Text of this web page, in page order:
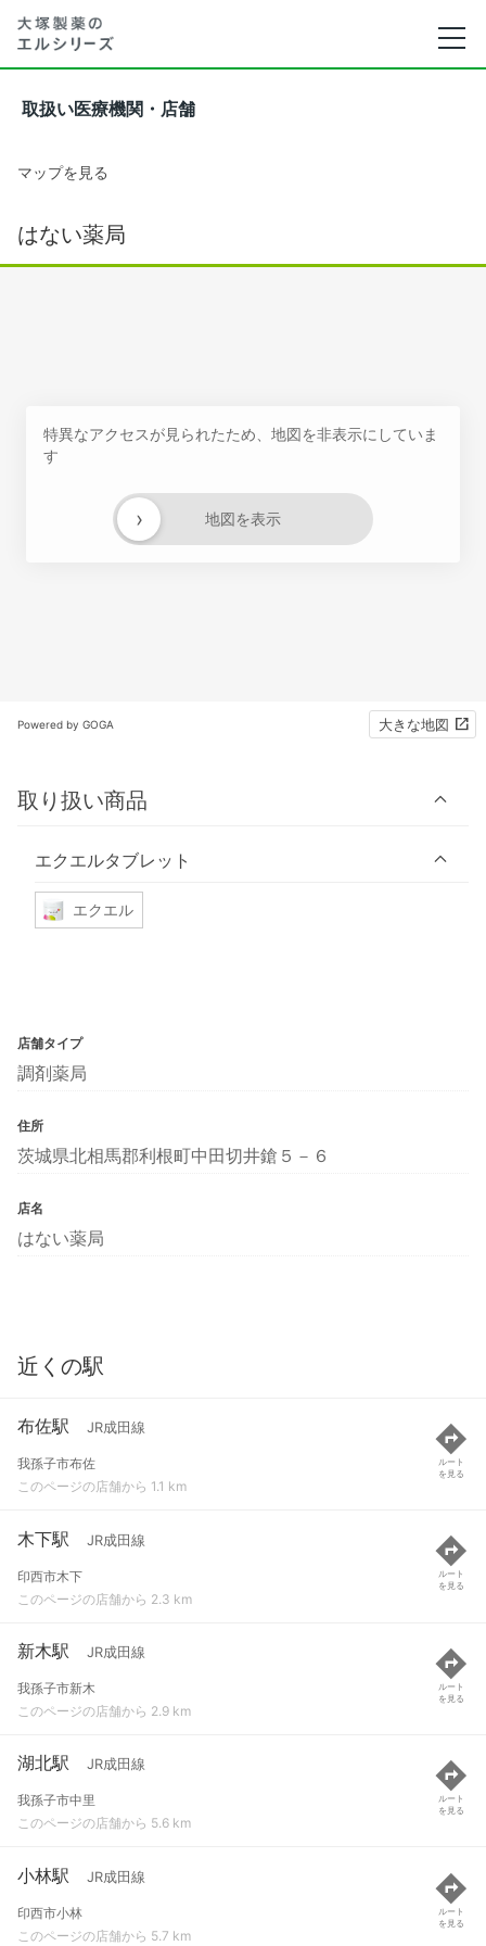
取扱い医療機関・店舗
マップを見る
はない薬局
特異なアクセスが見られたため、地図を非表示にしていま
す
地図を表示
›
Powered by GOGA 大きな地図
取り扱い商品
エクエルタブレット
エクエル
店舗タイプ
調剤薬局
住所
茨城県北相馬郡利根町中田切井鎗５－６
店名
はない薬局
近くの駅
布佐駅 JR成田線
我孫子市布佐
このページの店舗から 1.1 km
ルート
を見る
木下駅 JR成田線
印西市木下
このページの店舗から 2.3 km
ルート
を見る
新木駅 JR成田線
我孫子市新木
このページの店舗から 2.9 km
ルート
を見る
湖北駅 JR成田線
我孫子市中里
このページの店舗から 5.6 km
ルート
を見る
小林駅 JR成田線
印西市小林
このページの店舗から 5.7 km
ルート
を見る